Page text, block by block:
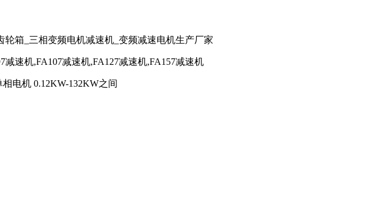
轮箱_三相变频电机减速机_变频减速电机生产厂家
减速机,FA107减速机,FA127减速机,FA157减速机
电机 0.12KW-132KW之间